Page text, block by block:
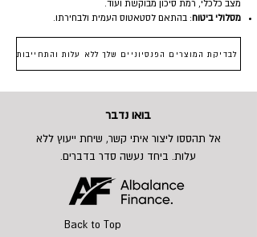
מצב כלכלי, רמת סיכון מבוקשת ועוד.
מסלולי ביטוח: בהתאם לסטאטוס העמית ולבחירתו.
לבדיקת המוצרים הפנסיוניים שלך ללא עלות והתחייבות
בואו נדבר
אל תהססו ליצור איתי קשר, שיחת ייעוץ ללא
עלות. ביחד נעשה סדר בדברים.
Back to Top